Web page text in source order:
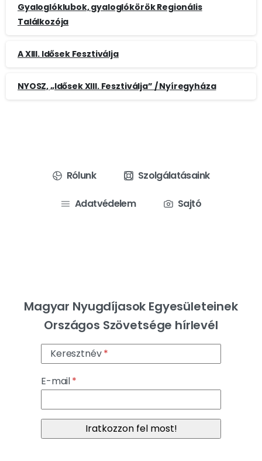
Gyaloglóklubok, gyaloglókörök Regionális
Találkozója
A XIII. Idősek Fesztiválja
NYOSZ, „Idősek XIII. Fesztiválja” / Nyíregyháza
Rólunk Szolgálatásaink
Adatvédelem Sajtó
Magyar Nyugdíjasok Egyesületeinek
Országos Szövetsége hírlevél
Keresztnév
E-mail